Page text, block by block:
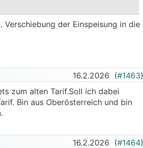
Lösung als Auri.
Nacht in eine eeg einspeise.
der Einspeisung in die
16.2.2026 (#1463)
zum alten Tarif.Soll ich dabei
Bin aus Oberösterreich und bin
16.2.2026 (#1464)